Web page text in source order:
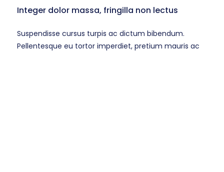
Integer dolor massa, fringilla non lectus
Suspendisse cursus turpis ac dictum bibendum.
Pellentesque eu tortor imperdiet, pretium mauris ac